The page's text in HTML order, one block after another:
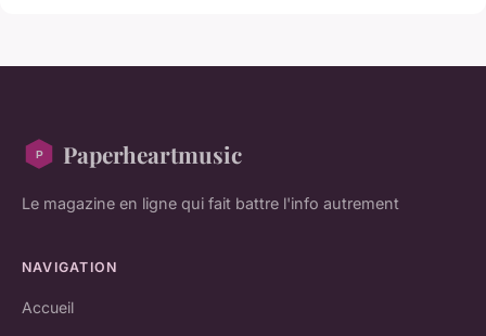
Paperheartmusic
Le magazine en ligne qui fait battre l'info autrement
NAVIGATION
Accueil